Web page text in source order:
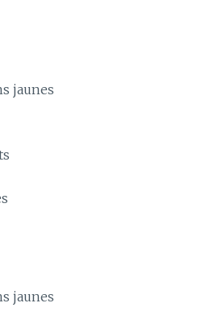
jaunes
jaunes